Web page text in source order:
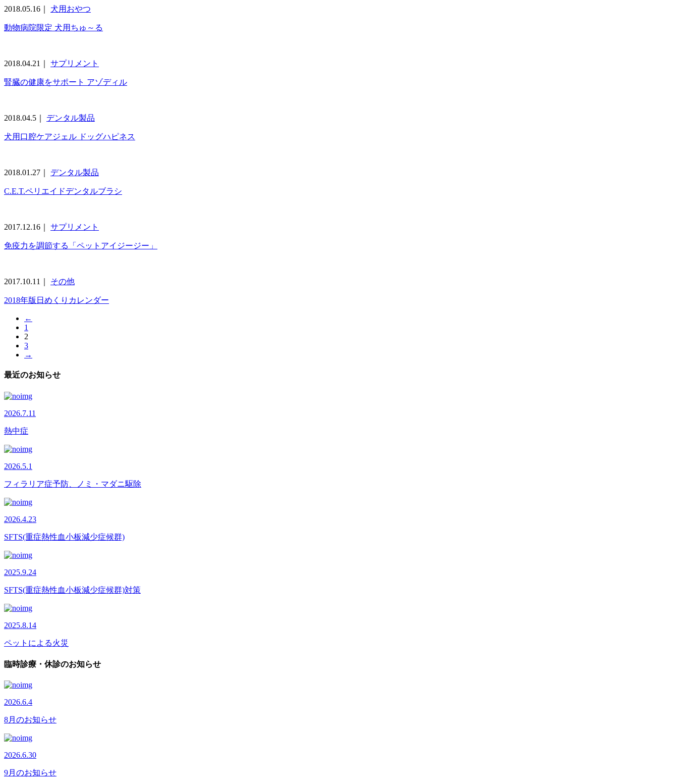
2018.05.16｜ 犬用おやつ
動物病院限定 犬用ちゅ～る
2018.04.21｜ サプリメント
腎臓の健康をサポート アゾディル
2018.04.5｜ デンタル製品
犬用口腔ケアジェル ドッグハピネス
2018.01.27｜ デンタル製品
C.E.T.ペリエイドデンタルブラシ
2017.12.16｜ サプリメント
免疫力を調節する「ペットアイジージー」
2017.10.11｜ その他
2018年版日めくりカレンダー
←
1
2
3
→
最近のお知らせ
2026.7.11
熱中症
2026.5.1
フィラリア症予防、ノミ・マダニ駆除
2026.4.23
SFTS(重症熱性血小板減少症候群)
2025.9.24
SFTS(重症熱性血小板減少症候群)対策
2025.8.14
ペットによる火災
臨時診療・休診のお知らせ
2026.6.4
8月のお知らせ
2026.6.30
9月のお知らせ